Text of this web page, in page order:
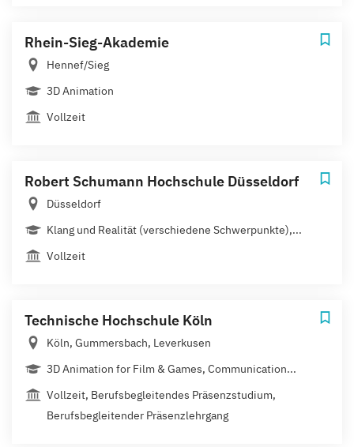
Rhein-Sieg-Akademie
Hennef/Sieg
3D Animation
Vollzeit
Robert Schumann Hochschule Düsseldorf
Düsseldorf
Klang und Realität (verschiedene Schwerpunkte),...
Vollzeit
Technische Hochschule Köln
Köln, Gummersbach, Leverkusen
3D Animation for Film & Games, Communication...
Vollzeit, Berufsbegleitendes Präsenzstudium,
Berufsbegleitender Präsenzlehrgang